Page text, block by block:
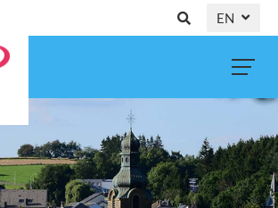
EN
NL
FR